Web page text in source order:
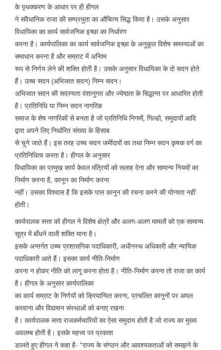
के पृथक्करण के आधार पर ही हीगल
ने संवैधानिक राजा की सम्प्रभुता का औचित्य सिद्ध किया है। उसके अनुसार
विधायिका का कार्य सार्वजनिक इच्छा का निर्धारण
करना है। कार्यपालिका का कार्य सार्वजनिक इच्छा के अनुकूल विशेष समस्याओं का
समाधान करना है और सम्राट में अन्तिम
रूप से निर्णय लेने की शक्ति होती है। उसके अनुसार विधायिका के दो सदन होते
हैं। उच्च सदन (अभिजात सदन) निम्न सदन।
अभिजात सदन की सदस्यता वंशानुगत और ज्येष्ठता के सिद्धान्त पर आधारित होती
है। प्रतिनिधि या निम्न सदन नागरिक
समाज के शेष नागरिकों से बनता है जो प्रतिनिधि निगमों, गिल्डो, समुदायों आदि
द्वारा अपने लिए निर्धारित संख्या के हिसाब
से चुने जाते हैं। इस तरह उच्च सदन जमींदारों का तथा निम्न सदन कृषक वर्ग का
प्रतिनिधित्व करता है। हीगल के अनुसार
विधायिका का प्रमुख कार्य केवल मंत्रियों को सलाह देना और सामान्य नियमों का
निर्माण करना है, कानून का निर्माण करना
नहीं। उसका विश्वास है कि इसके पास कानून की रचना करने की योग्यता नहीं
होती।
कार्यपालक सत्ता को हीगल ने विशेष क्षेत्रें और अलग-अलग मामलों को एक सामान्य
सूत्र में बाँधने वाली शक्ति माना है।
इसके अन्तर्गत उच्च प्रशासनिक पदाधिकारी, अधीनस्थ अधिकारी और न्यायिक
पदाधिकारी आते हैं। इसका कार्य नीति-निर्माण
करना न होकर नीति को लागू करना होता है। नीति-निर्माण करना तो राजा का कार्य
है। हीगल के अनुसार कार्यपालिका
का कार्य सम्राट के निर्णयों को क्रियान्वित करना, प्रचलित कानूनों पर अमल
करवाना और विद्यमान संस्थाओं को बनाए रखना
है। कार्यपालक सत्ता राजकर्मचारियों का ऐसा समुदाय होती है जो राज्य का मुख्य
अवलम्ब होती है। इसके महत्त्व पर प्रकाश
डालते हुए हीगल ने कहा है- “राज्य के संगठन और आवश्यकताओं को समझने के